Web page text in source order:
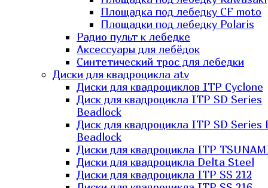
Площадка под лебедку СF moto
Площадки под лебедку Polaris
Радио пульт к лебедке
Аксессуары для лебёдок
Синтетический трос для лебедки
Диски для квадроцикла atv
Диски для квадроциклов ITP Cyclone
Диск для квадроцикла ITP SD Series
Beadlock
Диск для квадроцикла ITP SD Series
Beadlock
Диски для квадроцикла ITP
Диски для квадроцикла Delta Steel
Диски для квадроцикла ITP SS 212